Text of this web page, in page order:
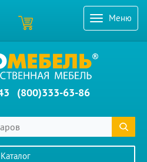
Меню
(800)333-63-86
Каталог